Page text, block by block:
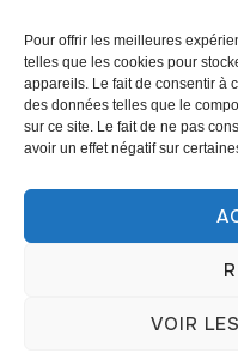
Pour offrir les meilleures
telles que les cookies pour
appareils. Le fait de consentir à
des données telles que le
sur ce site. Le fait de ne pas
avoir un effet négatif sur
VOIR
Copyright © 2003-